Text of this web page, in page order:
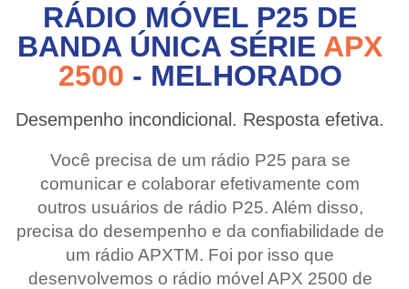
RÁDIO MÓVEL P25 DE
BANDA ÚNICA SÉRIE APX
2500 - MELHORADO
Desempenho incondicional. Resposta efetiva.
Você precisa de um rádio P25 para se
comunicar e colaborar efetivamente com
outros usuários de rádio P25. Além disso,
precisa do desempenho e da confiabilidade de
um rádio APXTM. Foi por isso que
desenvolvemos o rádio móvel APX 2500 de